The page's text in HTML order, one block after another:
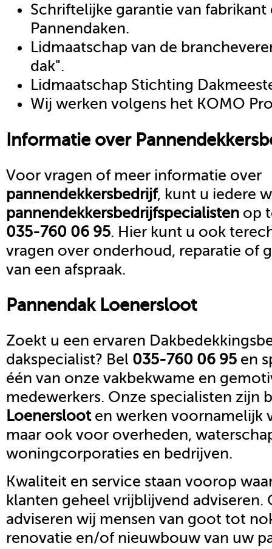
Schriftelijke garantie van fabrikant
Pannendaken.
Lidmaatschap van de
dak".
Lidmaatschap Stichting
Wij werken volgens het KOMO
Informatie over
Voor vragen of meer informatie over
pannendekkersbedrijf, kunt u iedere
pannendekkersbedrijfspecialisten op
035-760 06 95. Hier kunt u ook
vragen over onderhoud, reparatie of
van een afspraak.
Pannendak Loenersloot
Zoekt u een ervaren
dakspecialist? Bel 035-760 06 95 en
één van onze vakbekwame en
medewerkers. Onze specialisten zijn
Loenerslooten werken voornamelijk
maar ook voor overheden,
woningcorporaties en bedrijven.
Kwaliteit en service staan voorop
klanten geheel vrijblijvend adviseren.
adviseren wij mensen van goot tot
renovatie en/of nieuwbouw van uw